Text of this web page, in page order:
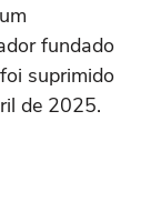
fundado
suprimido
de 2025.